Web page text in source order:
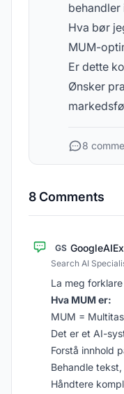
behandler
Hva bør
MUM-
Er dette
Ønsker
8
8 Comments
GS
Search AI
La meg
Hva MUM er:
MUM =
Det er et AI-
Forstå innhold
Behandle
Håndtere